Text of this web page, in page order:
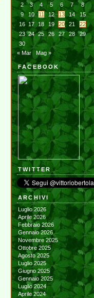
2
3 4 5 6 7
8
9
10 11 12 13 14
15
16 17 18 19 20 21
22
23 24 25 26 27 28
29
30
« Mar
Mag »
FACEBOOK
TWITTER
ARCHIVI
Luglio 2026
Aprile 2026
Febbraio 2026
Gennaio 2026
Novembre 2025
Ottobre 2025
Agosto 2025
Luglio 2025
Giugno 2025
Gennaio 2025
Luglio 2024
Aprile 2024